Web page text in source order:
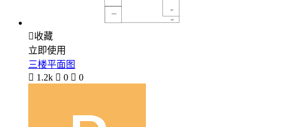
收藏
立即使用
三楼平面图
 1.2k  0  0